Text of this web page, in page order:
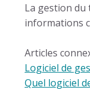
La gestion du
informations
Articles
Logiciel de
Quel logiciel